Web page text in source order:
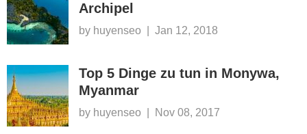
Archipel
by huyenseo Jan 12, 2018
Top 5 Dinge zu tun in Monywa,
Myanmar
by huyenseo Nov 08, 2017